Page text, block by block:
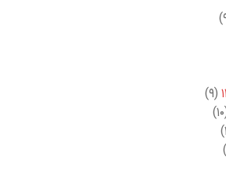
(۹)